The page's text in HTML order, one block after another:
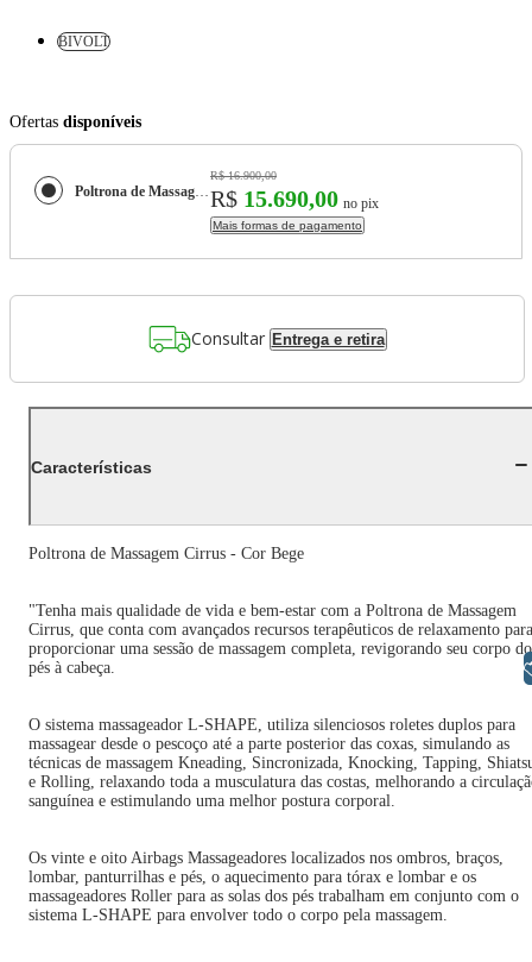
BIVOLT
Ofertas disponíveis
Poltrona de Massagem Cirrus - Cor Bege
R$ 16.900,00
R$ 15.690,00 no pix
Mais formas de pagamento
Consultar Entrega e retira
Características
Poltrona de Massagem Cirrus - Cor Bege
"Tenha mais qualidade de vida e bem-estar com a Poltrona de Massagem
Cirrus, que conta com avançados recursos terapêuticos de relaxamento para
proporcionar uma sessão de massagem completa, revigorando seu corpo
pés à cabeça.
O sistema massageador L-SHAPE, utiliza silenciosos roletes duplos para
massagear desde o pescoço até a parte posterior das coxas, simulando as
técnicas de massagem Kneading, Sincronizada, Knocking, Tapping,
e Rolling, relaxando toda a musculatura das costas, melhorando a
sanguínea e estimulando uma melhor postura corporal.
Os vinte e oito Airbags Massageadores localizados nos ombros, braços,
lombar, panturrilhas e pés, o aquecimento para tórax e lombar e os
massageadores Roller para as solas dos pés trabalham em conjunto com o
sistema L-SHAPE para envolver todo o corpo pela massagem.